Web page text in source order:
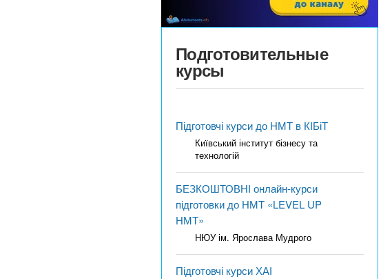
Подготовительные
курсы
Підготовчі курси до НМТ в КІБіТ
Київський інститут бізнесу та
технологій
БЕЗКОШТОВНІ онлайн-курси
підготовки до НМТ «LEVEL UP
НМТ»
НЮУ ім. Ярослава Мудрого
Підготовчі курси ХАІ